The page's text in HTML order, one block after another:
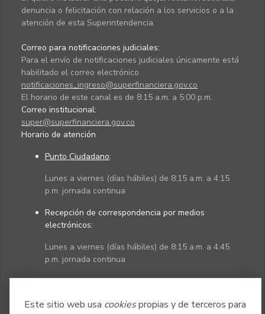
Este sitio web usa cookiespropias y de terceros para
denuncia o felicitación con relación a los servicios o a la
atención de esta Superintendencia.
Correo para notificaciones judiciales:
Para el envío de notificaciones judiciales únicamente está
habilitado el correo electrónico
notificaciones_ingreso@superfinanciera.gov.co
El horario de este canal es de 8:15 a.m. a 5:00 p.m.
Correo institucional:
super@superfinanciera.gov.co
Horario de atención
Punto Ciudadano:
Lunes a viernes (días hábiles) de 8:15 a.m. a 4:15
p.m. jornada continua
Recepción de correspondencia por medios
electrónicos:
Lunes a viernes (días hábiles) de 8:15 a.m. a 4:45
p.m. jornada continua